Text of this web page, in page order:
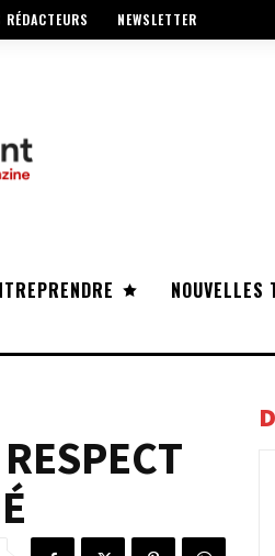
RÉDACTEURS NEWSLETTER
NOUVELLES